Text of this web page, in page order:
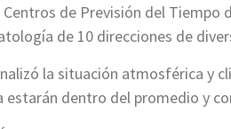
de Previsión del
de 10 direcciones de
la situación atmosférica y
estarán dentro del promedio y